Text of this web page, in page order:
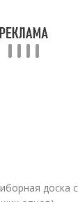
доска